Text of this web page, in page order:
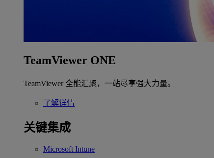
TeamViewer ONE
TeamViewer 全能汇聚，一站尽享强大力量。
了解详情
关键集成
Microsoft Intune